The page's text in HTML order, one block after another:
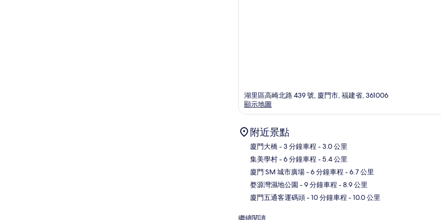
湖里區高崎北路 439 號, 廈門市, 福建省, 361006
顯示地圖
附近景點
廈門大橋- 3 分鐘車程 - 3.0 公里
集美學村- 6 分鐘車程 - 5.4 公里
廈門 SM 城市廣場- 6 分鐘車程 - 6.7 公里
婺源灣濕地公園 - 9 分鐘車程 - 8.9 公里
廈門五通客運碼頭- 10 分鐘車程 - 10.0 公里
繼續閱讀